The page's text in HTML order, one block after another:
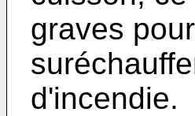
graves
d'incendie.